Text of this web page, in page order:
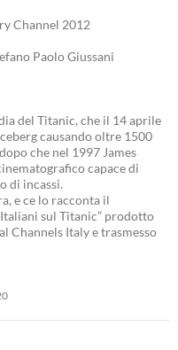
Channel 2012
Paolo Giussani
del Titanic, che il 14 aprile
causando oltre 1500
che nel 1997 James
capace di
di incassi.
e ce lo racconta il
sul Titanic” prodotto
Channels Italy e trasmesso